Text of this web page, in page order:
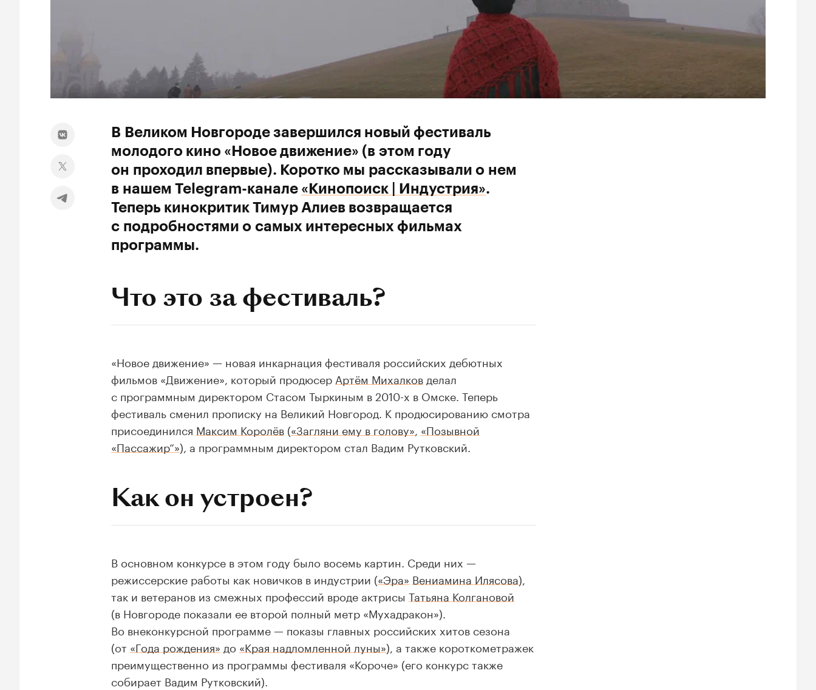
В Великом Новгороде завершился новый фестиваль
молодого кино «Новое движение» (в этом году
он проходил впервые). Коротко мы рассказывали о нем
в нашем Telegram-канале «Кинопоиск | Индустрия».
Теперь кинокритик Тимур Алиев возвращается
с подробностями о самых интересных фильмах
программы.
Что это за фестиваль?
«Новое движение» — новая инкарнация фестиваля российских дебютных
фильмов «Движение», который продюсер Артём Михалков делал
с программным директором Стасом Тыркиным в 2010-х в Омске. Теперь
фестиваль сменил прописку на Великий Новгород. К продюсированию смотра
присоединился Максим Королёв («Загляни ему в голову» «Позывной
«Пассажир“»), а программным директором стал Вадим Рутковский.
Как он устроен?
В основном конкурсе в этом году было восемь картин. Среди них —
режиссерские работы как новичков в индустрии («Эра» Вениамина Илясова),
так и ветеранов из смежных профессий вроде актрисы Татьяна Колгановой
(в Новгороде показали ее второй полный метр «Мухадракон»).
Во внеконкурсной программе — показы главных российских хитов сезона
(от «Года рождения» до «Края надломленной луны»), а также короткометражек
преимущественно из программы фестиваля «Короче» (его конкурс также
собирает Вадим Рутковский).